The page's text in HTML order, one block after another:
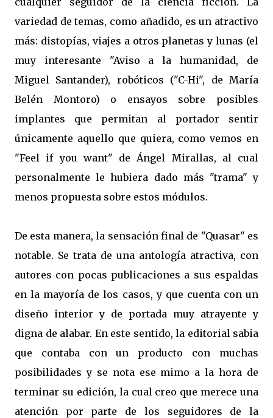
variedad de temas, como añadido, es un atractivo
más: distopías, viajes a otros planetas y lunas (el
muy interesante "Aviso a la humanidad, de
Miguel Santander), robóticos ("C-Hi", de María
Belén Montoro) o ensayos sobre posibles
implantes que permitan al portador sentir
únicamente aquello que quiera, como vemos en
"Feel if you want" de Ángel Mirallas, al cual
personalmente le hubiera dado más "trama" y
menos propuesta sobre estos módulos.
De esta manera, la sensación final de "Quasar" es
notable. Se trata de una antología atractiva, con
autores con pocas publicaciones a sus espaldas
en la mayoría de los casos, y que cuenta con un
diseño interior y de portada muy atrayente y
digna de alabar. En este sentido, la editorial sabia
que contaba con un producto con muchas
posibilidades y se nota ese mimo a la hora de
terminar su edición, la cual creo que merece una
atención por parte de los seguidores de la